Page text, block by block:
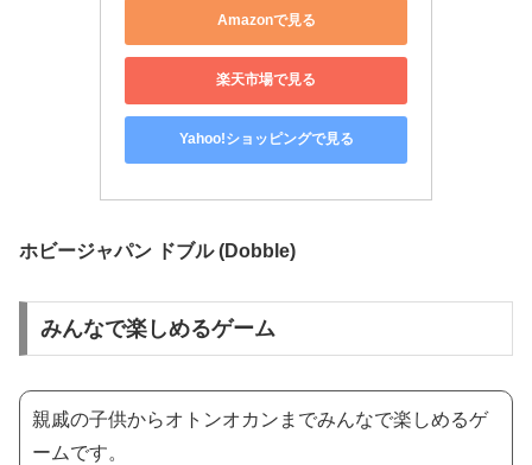
Amazonで見る
楽天市場で見る
Yahoo!ショッピングで見る
ホビージャパン ドブル (Dobble)
みんなで楽しめるゲーム
親戚の子供からオトンオカンまでみんなで楽しめるゲ
ームです。